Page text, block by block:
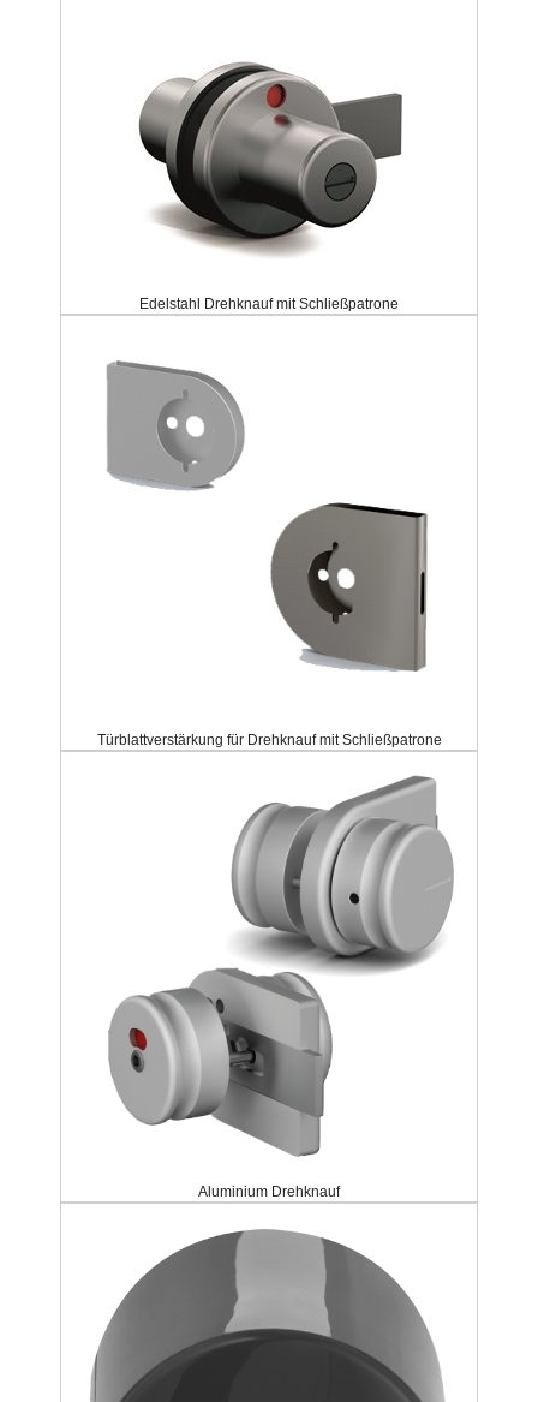
Edelstahl Drehknauf mit Schließpatrone
Türblattverstärkung für Drehknauf mit Schließpatrone
Aluminium Drehknauf